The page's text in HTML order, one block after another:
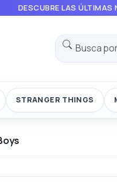
DESCUBRE LAS ÚLTIMAS
STRANGER THINGS